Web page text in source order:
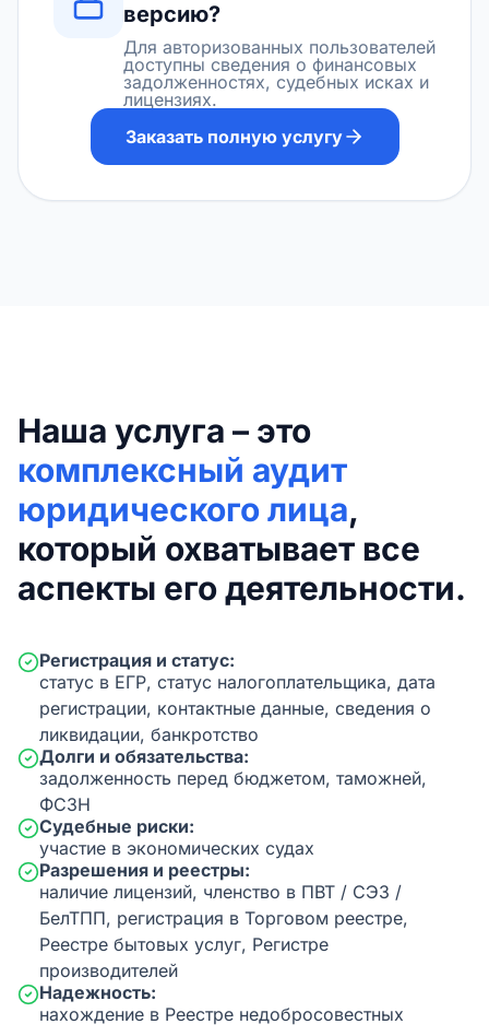
версию?
Для авторизованных пользователей
доступны сведения о финансовых
задолженностях, судебных исках и
лицензиях.
Заказать полную услугу
Наша услуга – это
комплексный аудит
юридического лица,
который охватывает все
аспекты его деятельности.
Регистрация и статус:
статус в ЕГР, статус налогоплательщика, дата
регистрации, контактные данные, сведения о
ликвидации, банкротство
Долги и обязательства:
задолженность перед бюджетом, таможней,
ФСЗН
Судебные риски:
участие в экономических судах
Разрешения и реестры:
наличие лицензий, членство в ПВТ / СЭЗ /
БелТПП, регистрация в Торговом реестре,
Реестре бытовых услуг, Регистре
производителей
Надежность:
нахождение в Реестре недобросовестных